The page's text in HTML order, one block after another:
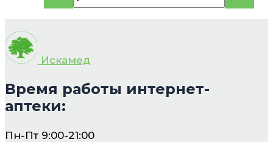
Искамед
Время работы интернет-
аптеки:
Пн-Пт 9:00-21:00